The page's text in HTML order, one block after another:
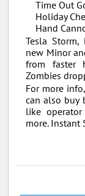
Time Out
Holiday
Hand
Tesla
new Minor
from faster
Zombies
For more
can also buy
like
more. Instant